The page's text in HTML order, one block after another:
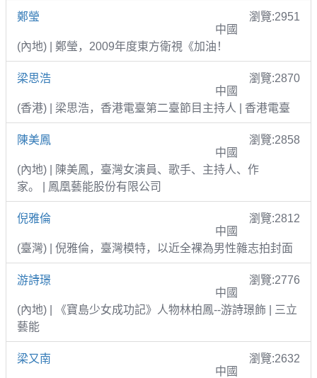
鄭瑩
瀏覽:2951
中國
(內地) | 鄭瑩，2009年度東方衛視《加油！
梁思浩
瀏覽:2870
中國
(香港) | 梁思浩，香港電臺第二臺節目主持人 | 香港電臺
陳美鳳
瀏覽:2858
中國
(內地) | 陳美鳳，臺灣女演員、歌手、主持人、作
家。 | 鳳凰藝能股份有限公司
倪雅倫
瀏覽:2812
中國
(臺灣) | 倪雅倫，臺灣模特，以近全裸為男性雜志拍封面
游詩璟
瀏覽:2776
中國
(內地) | 《寶島少女成功記》人物林柏鳳--游詩璟飾 | 三立
藝能
梁又南
瀏覽:2632
中國